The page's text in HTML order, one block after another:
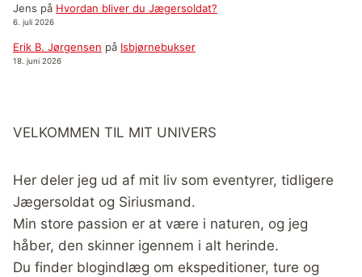
Jens på Hvordan bliver du Jægersoldat?
6. juli 2026
Erik B. Jørgensen på Isbjørnebukser
18. juni 2026
VELKOMMEN TIL MIT UNIVERS
Her deler jeg ud af mit liv som eventyrer, tidligere
Jægersoldat og Siriusmand.
Min store passion er at være i naturen, og jeg
håber, den skinner igennem i alt herinde.
Du finder blogindlæg om ekspeditioner, ture og